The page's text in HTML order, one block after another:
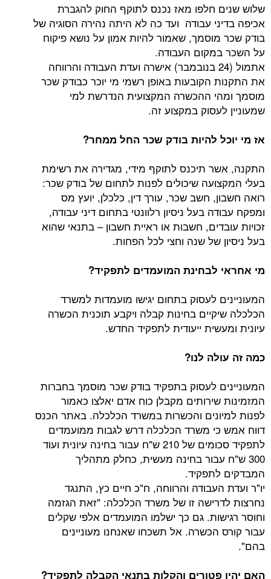
חלפו מאז נכנס לתוקף החוק להגברת
עבודה ועד כה לא היתה נהירה הסוגיה של
שאמור להיות אמון על נושא פיקוח
העבודה.
אתמול (24 בנובמבר) אישרה ועדת העבודה והרווחה
הקובעות באופן רשמי מי יוכר כבודק שכר
ההכשרה המקצועית הנדרשת למי
במקצוע זה.
להיות בודק שכר החל ממחר?
תיכנס לתוקף מידי, מגדירה את רשימת
שיכולים לפנות לתחום של בודק שכר:
חשב שכר, עורך דין, כלכלן, יועץ מס
בעל ניסיון רלוונטי בתחום דיני עבודה,
חשבות או ראיית חשבון – בתנאי שהוא
של שנה וחצי לכל הפחות.
לבחינת המועמדים לתפקיד?
לעסוק בתחום יגישו מועמדות למשרד
בחינות קבלה ויקבע תוכנית הכשרה
ייעודית לתפקיד החדש.
לנו?
לעסוק בתפקיד בודק שכר מוסמך בחברות
מקבלן כוח אדם יאלצו כאמור
והכשרות במשרד הכלכלה. באתר הכנס
משרד הכלכלה דרש לגבות ממועמדים
לתפקיד סכומים של 210 ש"ח עבור בחינה עיונית ועוד
עבור בחינה מעשית, כחלק מתהליך
והרווחה, ח"כ חיים כץ, התנגד
זו של משרד הכלכלה: "זאת הגזמה
גם כך ישלמו המועמדים אלפי שקלים
הכשרה. אל תשכחו שאנחנו מעוניינים
פטורים והקלות בתנאי הקבלה לתפקיד?